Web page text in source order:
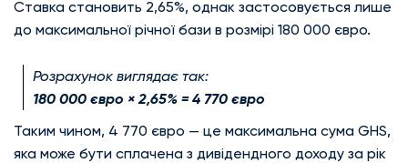
Ставка становить 2,65%, однак застосовується лише
до максимальної річної бази в розмірі 180 000 євро.
Розрахунок виглядає так:
180 000 євро × 2,65% = 4 770 євро
Таким чином, 4 770 євро — це максимальна сума GHS,
яка може бути сплачена з дивідендного доходу за рік